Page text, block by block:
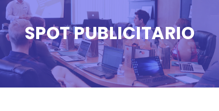
SPOT PUBLICITARIO